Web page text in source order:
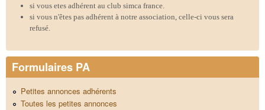
si vous etes adhérent au club simca france.
si vous n'êtes pas adhérent à notre association, celle-ci vous sera
refusé.
Formulaires PA
Petites annonces adhérents
Toutes les petites annonces